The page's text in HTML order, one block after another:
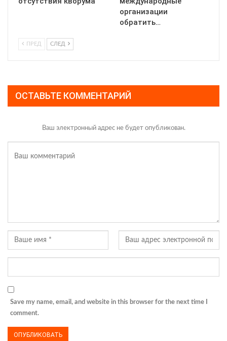
организации
обратить…
ПРЕД СЛЕД
ОСТАВЬТЕ КОММЕНТАРИЙ
Ваш электронный адрес не будет опубликован.
Save my name, email, and website in this browser for the next time I
comment.